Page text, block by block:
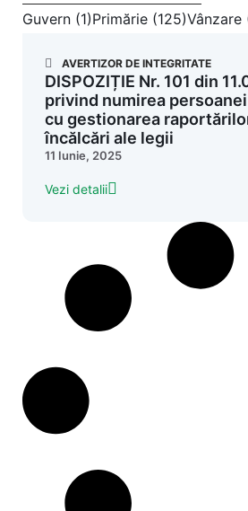
Guvern (1)Primărie (125)Vânzare
AVERTIZOR DE INTEGRITATE
DISPOZIȚIE Nr. 101 din
privind numirea
cu gestionarea
încălcări ale legii
11 Iunie, 2025
Vezi detalii